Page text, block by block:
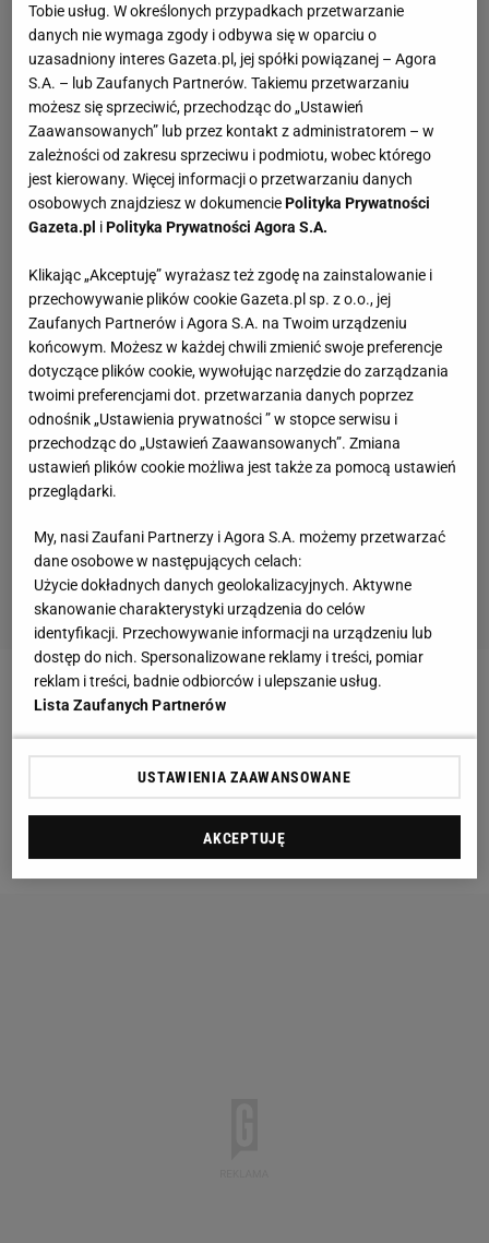
Odra nie wyklucza również sprowadzenia któregoś z
Pance Kumbev. - To są jednak rozmowy na
końcówkę stycznia, kiedy w kadrach czołowych
zapytania - uważa Kozielski.
Tobie usług. W określonych przypadkach przetwarzanie
danych nie wymaga zgody i odbywa się w oparciu o
uzasadniony interes Gazeta.pl, jej spółki powiązanej – Agora
S.A. – lub Zaufanych Partnerów. Takiemu przetwarzaniu
możesz się sprzeciwić, przechodząc do „Ustawień
Zaawansowanych” lub przez kontakt z administratorem – w
zależności od zakresu sprzeciwu i podmiotu, wobec którego
jest kierowany. Więcej informacji o przetwarzaniu danych
osobowych znajdziesz w dokumenciePolityka Prywatności
Gazeta.pl iPolityka Prywatności Agora S.A.
Klikając „Akceptuję” wyrażasz też zgodę na zainstalowanie i
przechowywanie plików cookie Gazeta.pl sp. z o.o., jej
Zaufanych Partnerów i Agora S.A. na Twoim urządzeniu
końcowym. Możesz w każdej chwili zmienić swoje preferencje
dotyczące plików cookie, wywołując narzędzie do zarządzania
twoimi preferencjami dot. przetwarzania danych poprzez
odnośnik „Ustawienia prywatności ” w stopce serwisu i
przechodząc do „Ustawień Zaawansowanych”. Zmiana
ustawień plików cookie możliwa jest także za pomocą ustawień
przeglądarki.
My, nasi Zaufani Partnerzy i Agora S.A. możemy przetwarzać
dane osobowe w następujących celach:
Użycie dokładnych danych geolokalizacyjnych. Aktywne
skanowanie charakterystyki urządzenia do celów
identyfikacji. Przechowywanie informacji na urządzeniu lub
dostęp do nich. Spersonalizowane reklamy i treści, pomiar
reklam i treści, badnie odbiorców i ulepszanie usług.
Lista Zaufanych Partnerów
USTAWIENIA ZAAWANSOWANE
AKCEPTUJĘ